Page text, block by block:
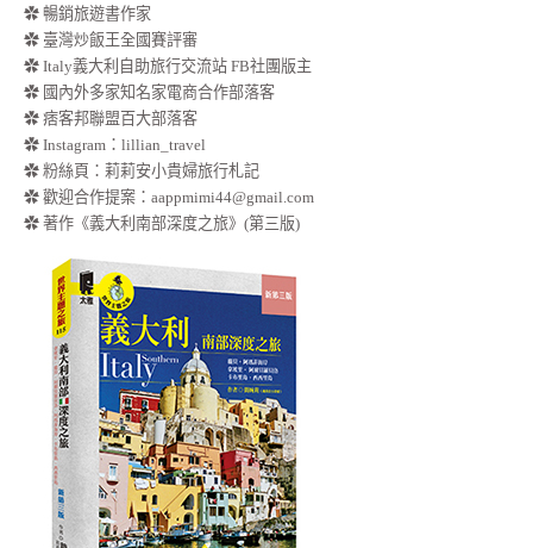
✿ 暢銷旅遊書作家
✿ 臺灣炒飯王全國賽評審
✿ Italy義大利自助旅行交流站 FB社團版主
✿ 國內外多家知名家電商合作部落客
✿ 痞客邦聯盟百大部落客
✿ Instagram：lillian_travel
✿ 粉絲頁：莉莉安小貴婦旅行札記
✿ 歡迎合作提案： aappmimi44@gmail.com
✿ 著作《義大利南部深度之旅》(第三版)